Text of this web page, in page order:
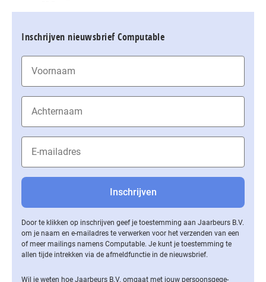
Inschrijven nieuwsbrief Computable
Door te klikken op inschrijven geef je toestemming aan Jaarbeurs B.V.
om je naam en e-mailadres te verwerken voor het verzenden van een
of meer mailings namens Computable. Je kunt je toestemming te
allen tijde intrekken via de af­meld­func­tie in de nieuwsbrief.
Wil je weten hoe Jaarbeurs B.V. omgaat met jouw per­soons­ge­ge­